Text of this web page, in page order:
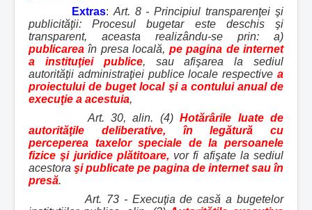
Extras: Art. 8 - Principiul transparenţei şi
publicităţii: Procesul bugetar este deschis şi
transparent, aceasta realizându-se prin: a)
publicarea în presa locală, pe pagina de internet
a instituţiei publice, sau afişarea la sediul
autorităţii administraţiei publice locale respective a
proiectului de buget local şi a contului anual de
execuţie a acestuia,
Art. 30, alin. (4)Hotărârile luate de
autorităţile deliberative, în legătură cu
perceperea taxelor speciale de la persoanele
fizice şi juridice plătitoare, vor fi afişate la sediul
acestora şi publicate pe pagina de internet sau în
presă.
Art. 73 - Execuţia de casă a bugetelor